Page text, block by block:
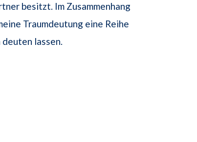
besitzt. Im Zusammenhang
Traumdeutung eine Reihe
lassen.